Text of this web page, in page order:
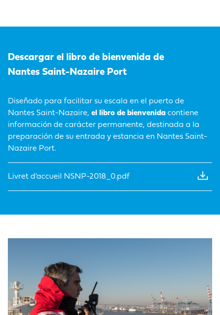
Descargar el libro de bienvenida de
Nantes Saint-Nazaire Port
Diseñado para facilitar su escala en el puerto de
Nantes Saint-Nazaire, el libro de bienvenida contiene
información de carácter permanente, destinada a la
preparación de su entrada y estancia en Nantes Saint-
Nazaire Port.
Livret d'accueil NSNP-2018_0.pdf